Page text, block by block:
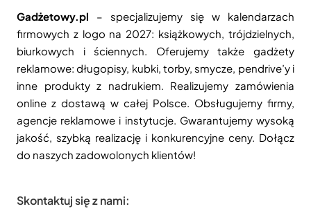
Gadżetowy.pl – specjalizujemy się w kalendarzach
firmowych z logo na 2027: książkowych, trójdzielnych,
biurkowych i ściennych. Oferujemy także gadżety
reklamowe: długopisy, kubki, torby, smycze, pendrive’y i
inne produkty z nadrukiem. Realizujemy zamówienia
online z dostawą w całej Polsce. Obsługujemy firmy,
agencje reklamowe i instytucje. Gwarantujemy wysoką
jakość, szybką realizację i konkurencyjne ceny. Dołącz
do naszych zadowolonych klientów!
Skontaktuj się z nami: